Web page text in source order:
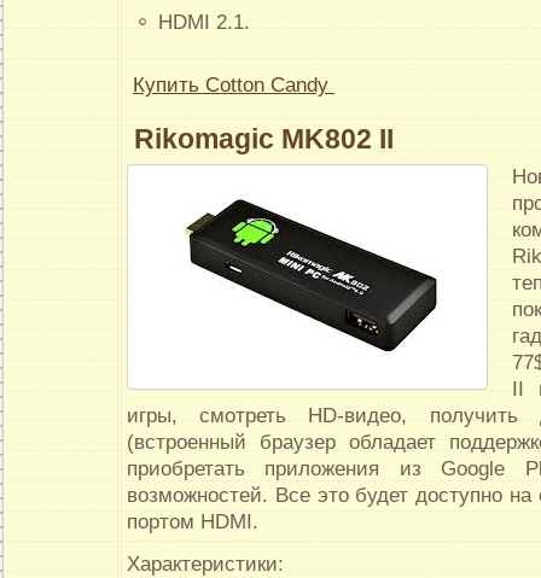
HDMI 2.1.
Купить Cotton Candy
Rikomagic MK802 II
II
игры, смотреть HD-видео, получить
(встроенный браузер обладает
приобретать приложения из Google
возможностей. Все это будет доступно
портом HDMI.
Характеристики: